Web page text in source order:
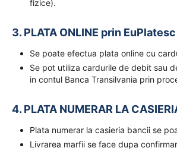
fizice).
3. PLATA ONLINE prin EuPlatesc
Se poate efectua plata online cu
Se pot utiliza cardurile de debit sau
in contul Banca Transilvania prin
4. PLATA NUMERAR LA
Plata numerar la casieria bancii se
Livrarea marfii se face dupa